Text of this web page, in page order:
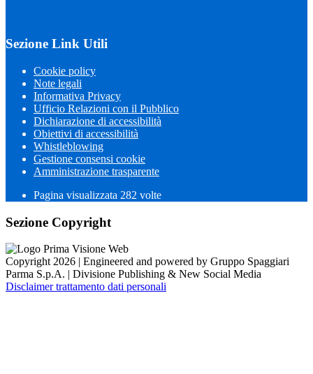
Sezione Link Utili
Cookie policy
Note legali
Informativa Privacy
Ufficio Relazioni con il Pubblico
Dichiarazione di accessibilità
Obiettivi di accessibilità
Whistleblowing
Gestione consensi cookie
Amministrazione trasparente
Pagina visualizzata 282 volte
Sezione Copyright
Copyright 2026 | Engineered and powered by Gruppo Spaggiari
Parma S.p.A. | Divisione Publishing & New Social Media
Disclaimer trattamento dati personali